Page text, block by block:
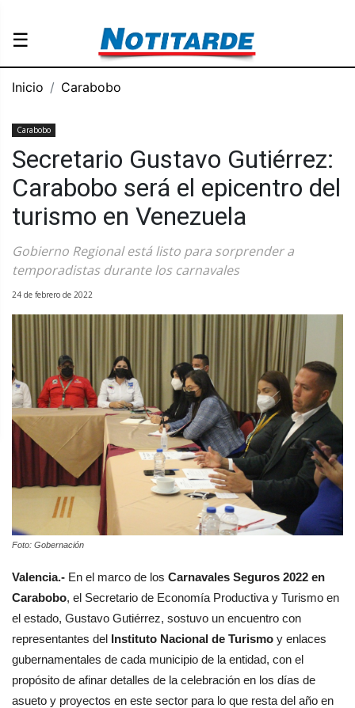
☰
Inicio Carabobo
Carabobo
Secretario Gustavo Gutiérrez:
Carabobo será el epicentro del
turismo en Venezuela
Gobierno Regional está listo para sorprender a
temporadistas durante los carnavales
24 de febrero de 2022
Foto: Gobernación
Valencia.- En el marco de los Carnavales Seguros 2022 en
Carabobo, el Secretario de Economía Productiva y Turismo en
el estado, Gustavo Gutiérrez, sostuvo un encuentro con
representantes del Instituto Nacional de Turismo y enlaces
gubernamentales de cada municipio de la entidad, con el
propósito de afinar detalles de la celebración en los días de
asueto y proyectos en este sector para lo que resta del año en